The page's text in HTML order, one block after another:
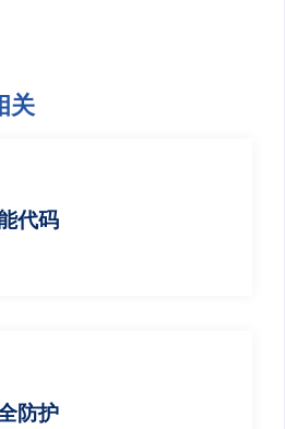
关
代码
防护